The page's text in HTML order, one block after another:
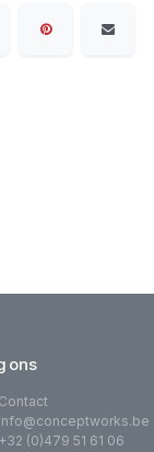
ons
Contact
info@conceptworks.be
+32 (0)479 51 61 06